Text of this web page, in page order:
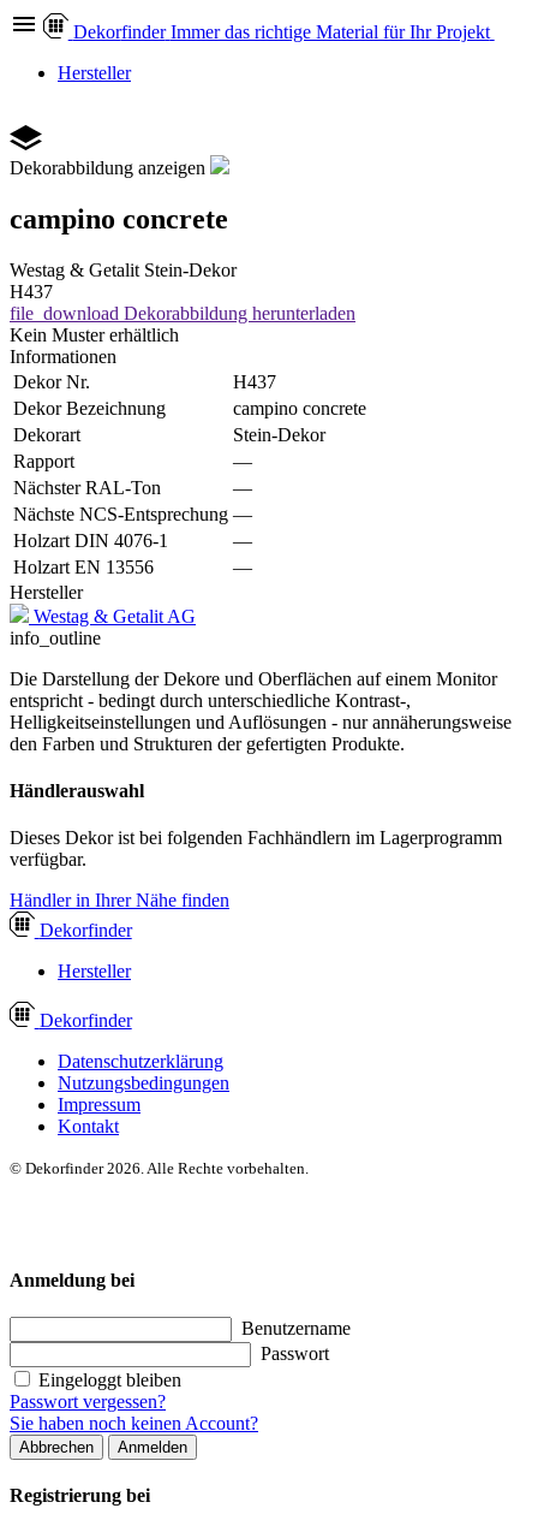
Dekorfinder Immer das richtige Material für Ihr Projekt
Hersteller
Dekorabbildung anzeigen
campino concrete
Westag & Getalit Stein-Dekor
H437
file_download Dekorabbildung herunterladen
Kein Muster erhältlich
Informationen
Dekor Nr.
H437
Dekor Bezeichnung
campino concrete
Dekorart
Stein-Dekor
Rapport
—
Nächster RAL-Ton
—
Nächste NCS-Entsprechung —
Holzart DIN 4076-1
—
Holzart EN 13556
—
Hersteller
Westag & Getalit AG
info_outline
Die Darstellung der Dekore und Oberflächen auf einem Monitor
entspricht - bedingt durch unterschiedliche Kontrast-,
Helligkeitseinstellungen und Auflösungen - nur annäherungsweise
den Farben und Strukturen der gefertigten Produkte.
Händlerauswahl
Dieses Dekor ist bei folgenden Fachhändlern im Lagerprogramm
verfügbar.
Händler in Ihrer Nähe finden
Dekorfinder
Hersteller
Dekorfinder
Datenschutzerklärung
Nutzungsbedingungen
Impressum
Kontakt
© Dekorfinder 2026. Alle Rechte vorbehalten.
Anmeldung bei
Benutzername
Passwort
Eingeloggt bleiben
Passwort vergessen?
Sie haben noch keinen Account?
Abbrechen Anmelden
Registrierung bei